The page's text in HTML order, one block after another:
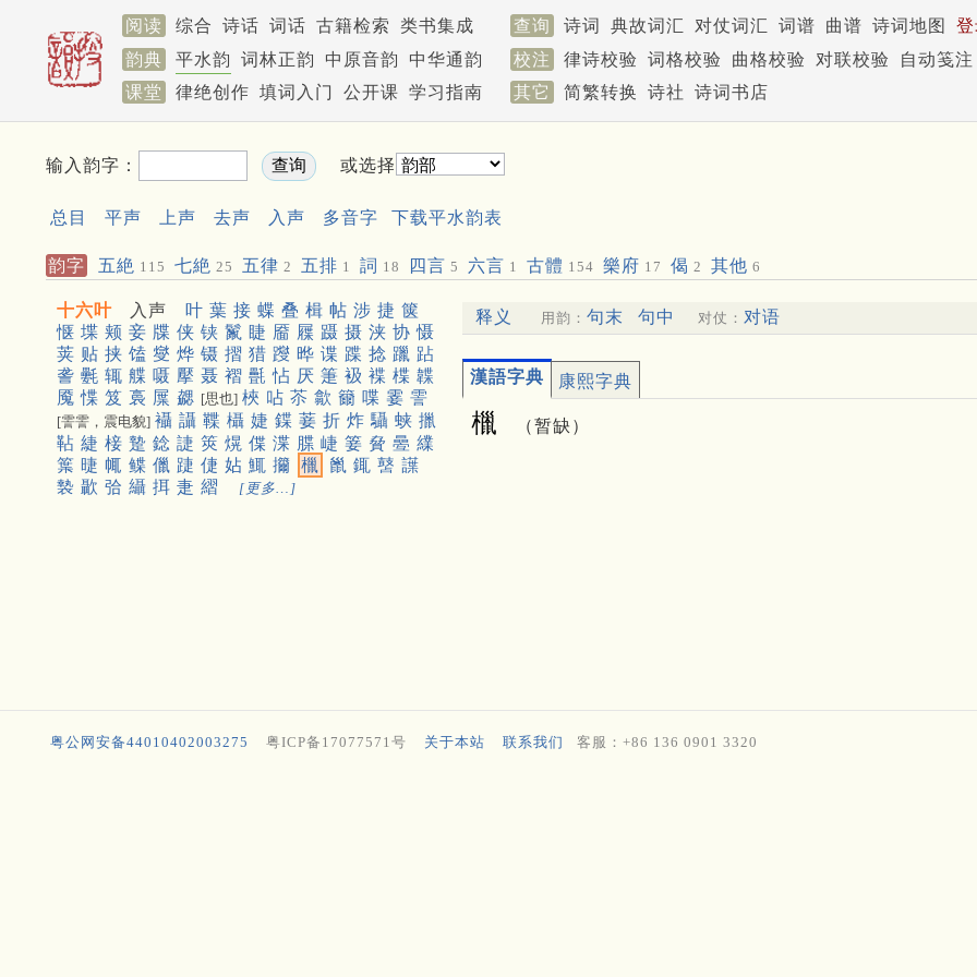
阅读 综合 诗话 词话 古籍检索 类书集成 查询 诗词 典故词汇 对仗词汇 词谱 曲谱 诗词地图
韵典
平水韵 词林正韵 中原音韵 中华通韵 校注 律诗校验 词格校验 曲格校验 对联校验
自动笺注
课堂
律绝创作 填词入门 公开课 学习指南 其它 简繁转换 诗社 诗词书店
输入韵字： 或选择
总目 平声 上声 去声 入声 多音字 下载平水韵表
韵字 五絶 115 七絶 25 五律 2 五排 1 詞 18 四言 5 六言 1 古體 154 樂府 17 偈 2 其他 6
十六叶 入声 叶 葉 接 蝶 叠 楫 帖 涉 捷 箧
惬 堞 颊 妾 牒 侠 铗 鬣 睫 靥 屧 蹑 摄 浃 协 慑
荚 贴 挟 馌 燮 烨 镊 摺 猎 躞 晔 谍 蹀 捻 躐 跕
詟 氎 辄 艓 嗫 擪 聂 褶 㲲 怗 厌 箑 衱 褋 楪 韘
魇 惵 笈 裛 屟 勰 [思也] 梜 呫 苶 歙 籋 喋 霎 霅
[霅霅，震电貌] 襵 讘 鞢 欇 婕 鍱 菨 折 炸 䯀 蛱 擸
䩞 緁 椄 䠟 錜 誱 筴 熀 偞 渫 䐑 崨 䈉 䝱 㬪 䌜
䈎 㫸 㡇 鲽 儠 踕 倢 㚲 鮿 㩶 㯿 巤 銸 䵿 䜓
褺 㱌 㢵 䌰 挕 疌 䌌 [更多…]
释义 用韵： 句末 句中 对仗： 对语
漢語字典 康熙字典
㯿 （暂缺）
粤公网安备44010402003275 粤ICP备17077571号 关于本站 联系我们 客服：+86 136 0901 3320